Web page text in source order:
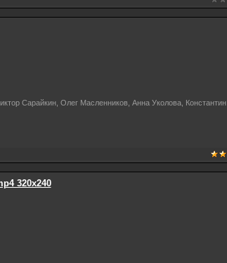
Сарайкин, Олег Масленников, Анна Уколова, Константин
320х240